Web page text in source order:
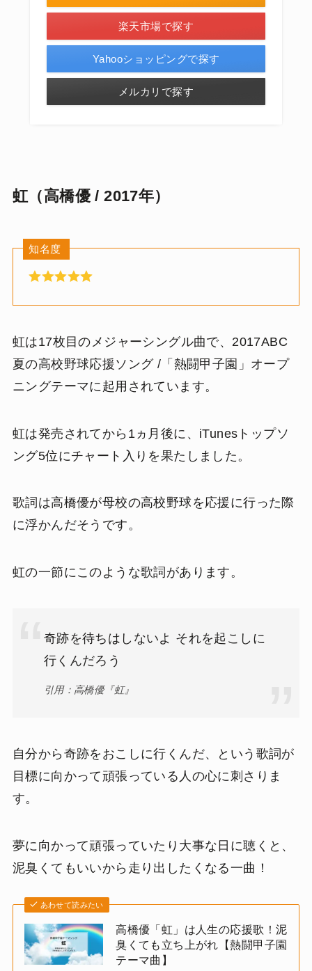
楽天市場で探す
Yahooショッピングで探す
メルカリで探す
虹（高橋優 / 2017年）
知名度
虹は17枚目のメジャーシングル曲で、2017ABC
夏の高校野球応援ソング /「熱闘甲子園」オープ
ニングテーマに起用されています。
虹は発売されてから1ヵ月後に、iTunesトップソ
ング5位にチャート入りを果たしました。
歌詞は高橋優が母校の高校野球を応援に行った際
に浮かんだそうです。
虹の一節にこのような歌詞があります。
奇跡を待ちはしないよ それを起こしに
行くんだろう
引用：高橋優『虹』
自分から奇跡をおこしに行くんだ、という歌詞が
目標に向かって頑張っている人の心に刺さりま
す。
夢に向かって頑張っていたり大事な日に聴くと、
泥臭くてもいいから走り出したくなる一曲！
あわせて読みたい
高橋優「虹」は人生の応援歌！泥
臭くても立ち上がれ【熱闘甲子園
テーマ曲】